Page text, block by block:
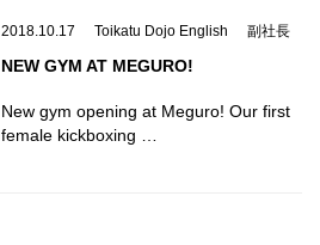
2018.10.17 Toikatu Dojo English 副社長
NEW GYM AT MEGURO!
New gym opening at Meguro! Our first
female kickboxing …